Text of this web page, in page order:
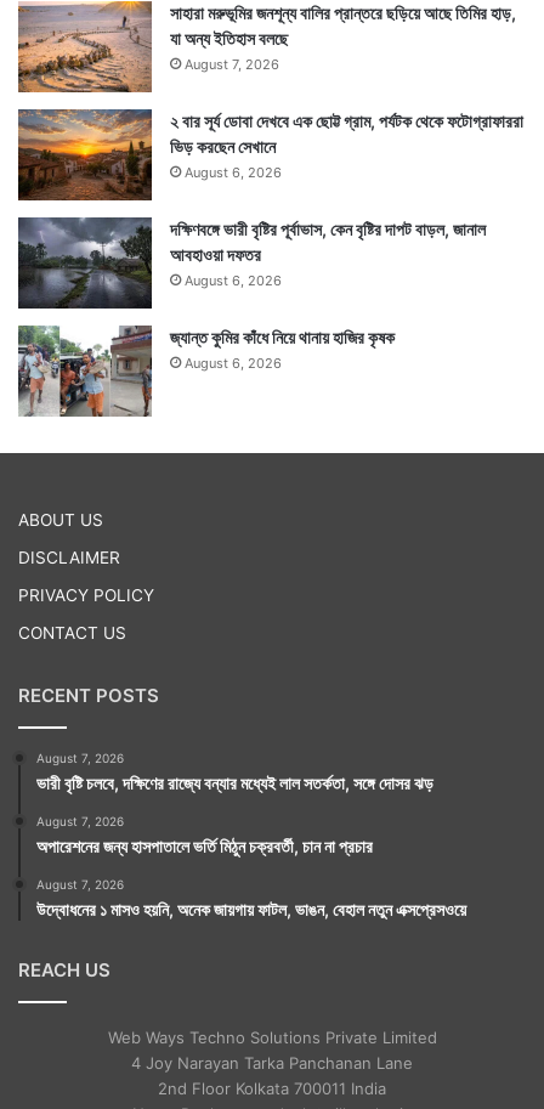
সাহারা মরুভূমির জনশূন্য বালির প্রান্তরে ছড়িয়ে আছে তিমির হাড়,
যা অন্য ইতিহাস বলছে
August 7, 2026
২ বার সূর্য ডোবা দেখবে এক ছোট্ট গ্রাম, পর্যটক থেকে ফটোগ্রাফাররা
ভিড় করছেন সেখানে
August 6, 2026
দক্ষিণবঙ্গে ভারী বৃষ্টির পূর্বাভাস, কেন বৃষ্টির দাপট বাড়ল, জানাল
আবহাওয়া দফতর
August 6, 2026
জ্যান্ত কুমির কাঁধে নিয়ে থানায় হাজির কৃষক
August 6, 2026
ABOUT US
DISCLAIMER
PRIVACY POLICY
CONTACT US
RECENT POSTS
August 7, 2026
ভারী বৃষ্টি চলবে, দক্ষিণের রাজ্যে বন্যার মধ্যেই লাল সতর্কতা, সঙ্গে দোসর ঝড়
August 7, 2026
অপারেশনের জন্য হাসপাতালে ভর্তি মিঠুন চক্রবর্তী, চান না প্রচার
August 7, 2026
উদ্বোধনের ১ মাসও হয়নি, অনেক জায়গায় ফাটল, ভাঙন, বেহাল নতুন এক্সপ্রেসওয়ে
REACH US
Web Ways Techno Solutions Private Limited
4 Joy Narayan Tarka Panchanan Lane
2nd Floor Kolkata 700011 India